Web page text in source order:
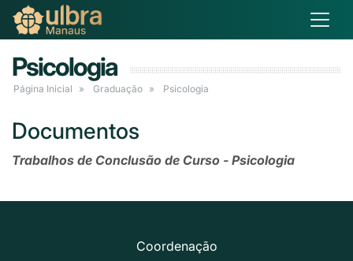
Psicologia
Página Inicial Graduação Psicologia
Documentos
Trabalhos de Conclusão de Curso - Psicologia
Coordenação